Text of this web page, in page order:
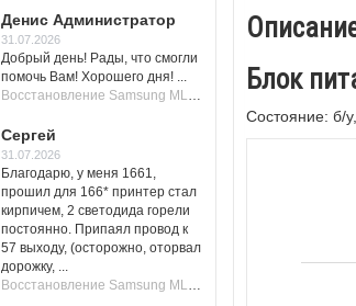
Денис Администратор
31.07.2026
Добрый день! Рады, что смогли
помочь Вам! Хорошего дня! ...
Восстановление Samsung ML-1661, ML-1666 после не удачной прошивки.
Сергей
31.07.2026
Благодарю, у меня 1661,
прошил для 166* принтер стал
кирпичем, 2 светодида горели
постоянно. Припаял провод к
57 выходу, (осторожно, оторвал
дорожку, ...
Восстановление Samsung ML-1661, ML-1666 после не удачной прошивки.
Блок
Состояние: б/